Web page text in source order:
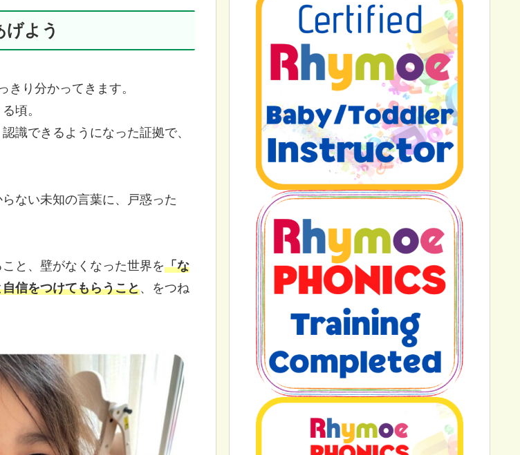
よう
り分かってきます。
頃。
識できるようになった証拠で、
ない未知の言葉に、戸惑った
と、壁がなくなった世界を「な
信をつけてもらうこと、をつね